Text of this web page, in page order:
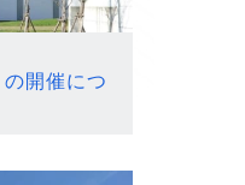
開催につ